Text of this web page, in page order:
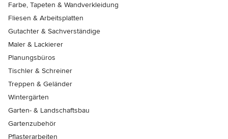
Farbe, Tapeten & Wandverkleidung
Fliesen & Arbeitsplatten
Gutachter & Sachverständige
Maler & Lackierer
Planungsbüros
Tischler & Schreiner
Treppen & Geländer
Wintergärten
Garten- & Landschaftsbau
Gartenzubehör
Pflasterarbeiten